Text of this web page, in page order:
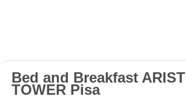
Bed and Breakfast
TOWER Pisa